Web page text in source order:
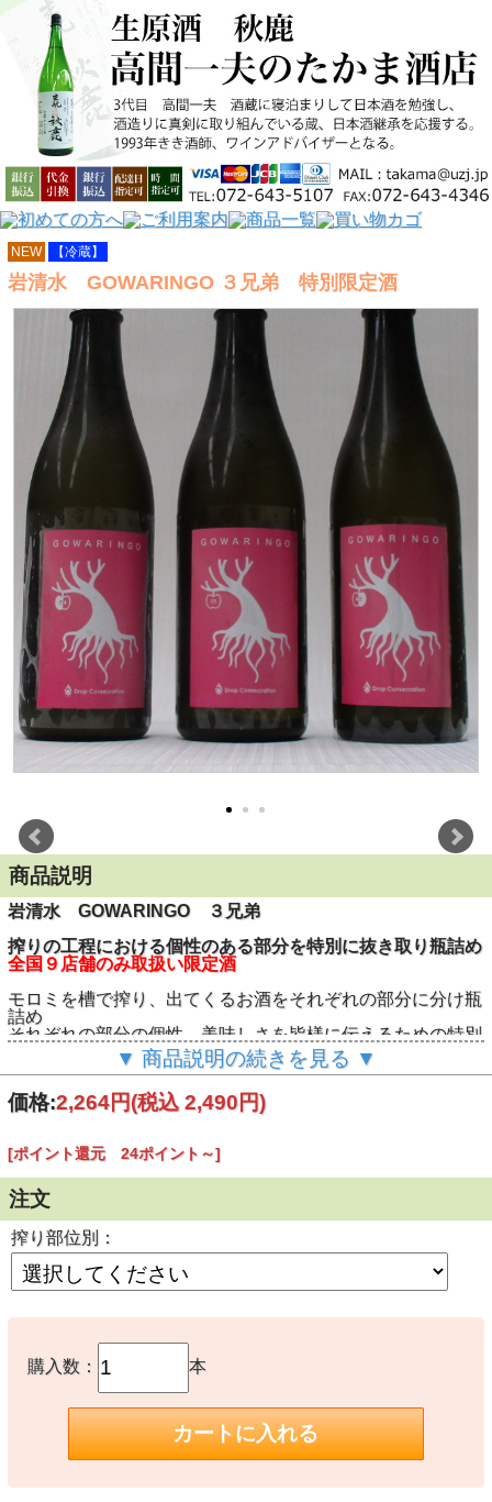
NEW 【冷蔵】
岩清水 GOWARINGO ３兄弟 特別限定酒
商品説明
岩清水 GOWARINGO ３兄弟
搾りの工程における個性のある部分を特別に抜き取り瓶詰め
全国９店舗のみ取扱い限定酒
モロミを槽で搾り、出てくるお酒をそれぞれの部分に分け瓶
詰め
それぞれの部分の個性、美味しさを皆様に伝えるための特別
３つの部分に分け瓶詰
1 .Souplesse スープレス 槽に積み重ねられた自
気、キレ味爽快
2. Harmonie アルモニー 中間部分の上質な味の
綺麗な部分のみを抜き取った 「中汲み」に相当
細やかで上品な酸と心地よいフレッシュリンゴのよう
な旨味 完売
3. Corse コルセ 少し圧力をかけ搾りだされた味
濃いめの 「責め」に相当
コクを伴ったリンゴを想わす旨味と切れ味、心地よい
仕込み米に占める麹歩合50％（通常２０％）と贅沢に使用
体に優しく、かつ飲み心地、キレ味の良い１２度原酒
パスタやチーズ料理などとの相性は抜群で、優しい味わいと
共にお楽しみ頂けます
この機会に是非、各部位の味の違いにチャレンジください。
▼ 商品説明の続きを見る ▼
価格:2,264円(税込 2,490円)
[ポイント還元 24ポイント～]
注文
搾り部位別：
購入数： 本